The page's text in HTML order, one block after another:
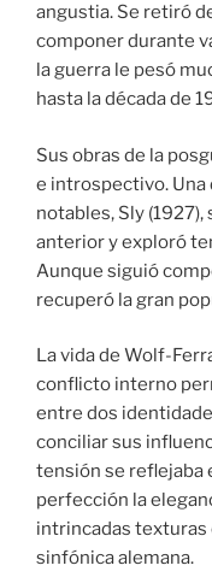
angustia. Se retiró
componer durante
la guerra le pesó
hasta la década de
Sus obras de la
e introspectivo. Una
notables, Sly
anterior y exploró
Aunque siguió
recuperó la gran
La vida de Wolf-
conflicto interno
entre dos
conciliar sus
tensión se reflejaba
perfección la
intrincadas texturas
sinfónica alemana.